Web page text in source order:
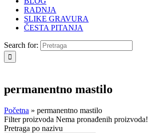
RADNJA
SLIKE GRAVURA
ČESTA PITANJA
Search for:
permanentno mastilo
Početna » permanentno mastilo
Filter proizvoda Nema pronađenih proizvoda!
Pretraga po nazivu